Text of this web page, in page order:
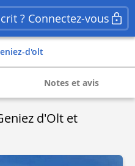
? Connectez-vous
d'olt
Notes et avis
d'Olt et